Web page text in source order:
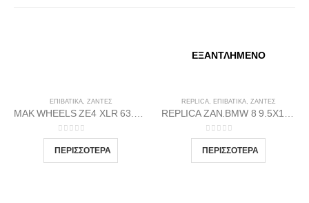
ΕΠΙΒΑΤΙΚΑ, ΖΆΝΤΕΣ
0out of 5
ΕΞΑΝΤΛΗΜΈΝΟ
REPLICA, ΕΠΙΒΑΤΙΚΑ, ΖΆΝΤΕΣ
0out of 5